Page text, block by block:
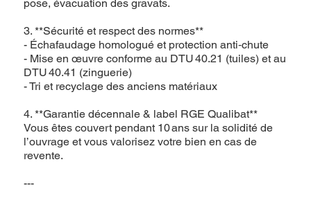
pose, évacuation des gravats.
3. **Sécurité et respect des normes**
- Échafaudage homologué et protection anti‑chute
- Mise en œuvre conforme au DTU 40.21 (tuiles) et au
DTU 40.41 (zinguerie)
- Tri et recyclage des anciens matériaux
4. **Garantie décennale & label RGE Qualibat**
Vous êtes couvert pendant 10 ans sur la solidité de
l’ouvrage et vous valorisez votre bien en cas de
revente.
---